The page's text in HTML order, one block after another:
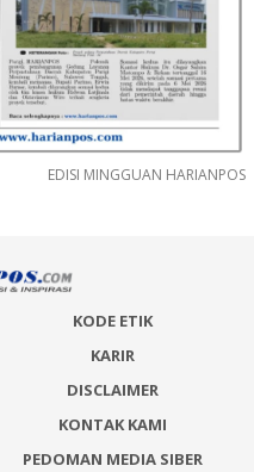
EDISI MINGGUAN HARIANPOS
KODE ETIK
KARIR
DISCLAIMER
KONTAK KAMI
PEDOMAN MEDIA SIBER